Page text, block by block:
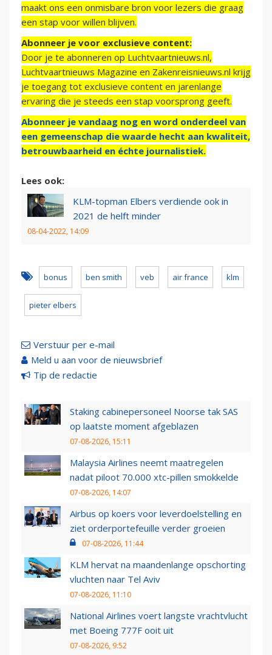
maakt ons een onmisbare bron voor lezers die graag
een stap voor willen blijven.
Abonneer je voor exclusieve content:
Door je te abonneren op Luchtvaartnieuws.nl,
Luchtvaartnieuws Magazine en Zakenreisnieuws.nl krijg
je toegang tot exclusieve content en jarenlange
ervaring die je steeds een stap voorsprong geeft.
Abonneer je vandaag nog en word onderdeel van
een gemeenschap die waarde hecht aan kwaliteit,
betrouwbaarheid en échte journalistiek.
Lees ook:
KLM-topman Elbers verdiende ook in
2021 de helft minder
08-04-2022, 14:09
bonus ben smith veb air france klm
pieter elbers
Verstuur per e-mail
Meld u aan voor de nieuwsbrief
Tip de redactie
Staking cabinepersoneel Noorse tak SAS
op laatste moment afgeblazen
07-08-2026, 15:11
Malaysia Airlines neemt maatregelen
nadat piloot 70.000 xtc-pillen smokkelde
07-08-2026, 14:07
Airbus op koers voor leverdoelstelling en
ziet orderportefeuille verder groeien
07-08-2026, 11:44
KLM hervat na maandenlange opschorting
vluchten naar Tel Aviv
07-08-2026, 11:10
National Airlines voert langste vrachtvlucht
met Boeing 777F ooit uit
07-08-2026, 9:52